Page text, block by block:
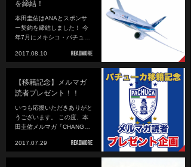
を締結！
本田圭佑はANAとスポンサ
ー契約を締結しました！ 今
年7月にメキシコ・パチュ…
2017.08.10
【移籍記念】メルマガ
読者プレゼント！！
いつも応援いただきありがと
うございます。 この度、本
田圭佑メルマガ「CHANG…
2017.07.29